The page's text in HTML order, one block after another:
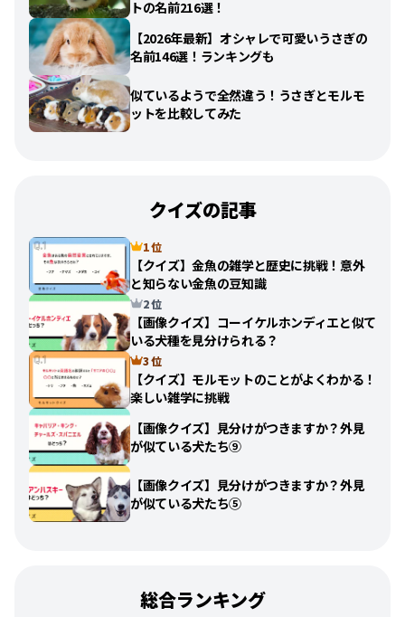
トの名前216選！
【2026年最新】オシャレで可愛いうさぎの
名前146選！ランキングも
似ているようで全然違う！うさぎとモルモ
ットを比較してみた
クイズの記事
1 位
【クイズ】金魚の雑学と歴史に挑戦！意外
と知らない金魚の豆知識
2 位
【画像クイズ】コーイケルホンディエと似て
いる犬種を見分けられる？
3 位
【クイズ】モルモットのことがよくわかる！
楽しい雑学に挑戦
【画像クイズ】見分けがつきますか？外見
が似ている犬たち⑨
【画像クイズ】見分けがつきますか？外見
が似ている犬たち⑤
総合ランキング